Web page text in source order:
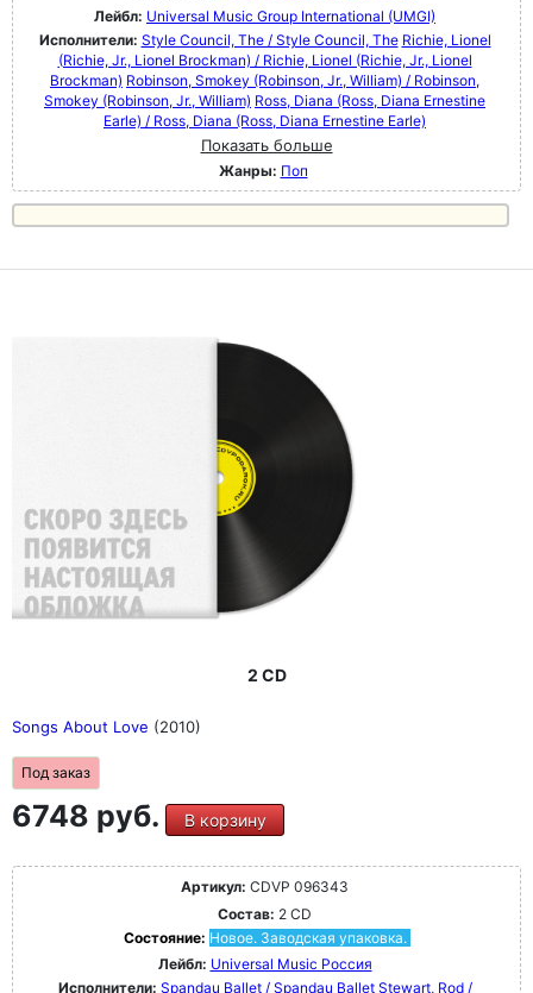
Лейбл: Universal Music Group International (UMGI)
Исполнители: Style Council, The / Style Council, The Richie, Lionel
(Richie, Jr., Lionel Brockman) / Richie, Lionel (Richie, Jr., Lionel
Brockman) Robinson, Smokey (Robinson, Jr., William) / Robinson,
Smokey (Robinson, Jr., William) Ross, Diana (Ross, Diana Ernestine
Earle) / Ross, Diana (Ross, Diana Ernestine Earle)
Показать больше
Жанры: Поп
2 CD
Songs About Love (2010)
Под заказ
6748 руб. В корзину
Артикул: CDVP 096343
Состав: 2 CD
Состояние: Новое. Заводская упаковка.
Лейбл: Universal Music Россия
Исполнители: Spandau Ballet / Spandau Ballet Stewart, Rod /